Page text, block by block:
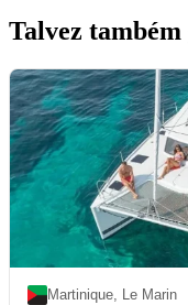
Talvez também
Martinique, Le Marin